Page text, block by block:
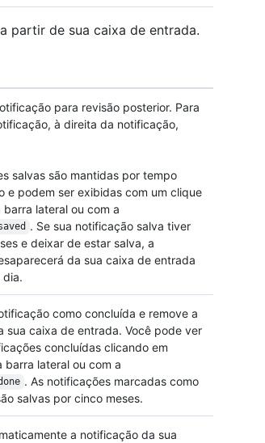
partir de sua caixa de entrada.
para revisão posterior. Para
à direita da notificação,
salvas são mantidas por tempo
e podem ser exibidas com um clique
barra lateral ou com a
. Se sua notificação salva tiver
e deixar de estar salva, a
da sua caixa de entrada
dia.
como concluída e remove a
sua caixa de entrada. Você pode ver
concluídas clicando em
barra lateral ou com a
. As notificações marcadas como
salvas por cinco meses.
a notificação da sua